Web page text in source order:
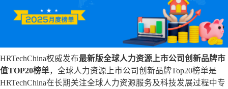
HRTechChina权威发布最新版全球人力资源上市公司创新品牌市
值TOP20榜单，全球人力资源上市公司创新品牌Top20榜单是
HRTechChina在长期关注全球人力资源服务及科技发展过程中专